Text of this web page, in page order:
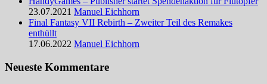
23.07.2021 Manuel Eichhorn
Final Fantasy VII Rebirth – Zweiter Teil des Remakes
enthüllt
17.06.2022 Manuel Eichhorn
Neueste Kommentare